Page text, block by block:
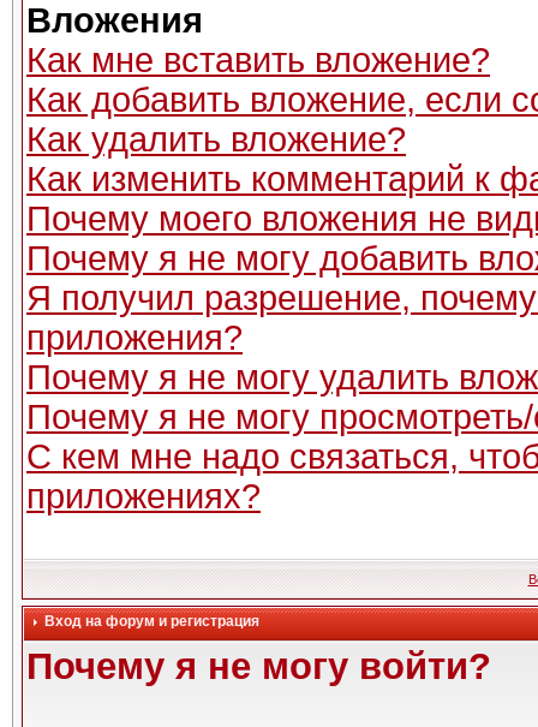
Вложения
Как мне вставить вложение?
Как добавить вложение, если
Как удалить вложение?
Как изменить комментарий к
Почему моего вложения не
Почему я не могу добавить
Я получил разрешение,
приложения?
Почему я не могу удалить
Почему я не могу
С кем мне надо связаться,
приложениях?
Вход на форум и регистрация
Почему я не могу войти?